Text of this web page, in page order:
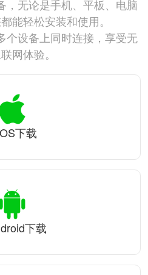
，无论是手机、平板、电脑
能轻松安装和使用。
个设备上同时连接，享受无
网体验。
下载
下载